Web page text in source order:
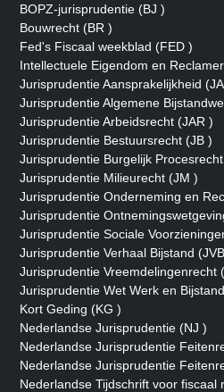
BOPZ-jurisprudentie (BJ )
Bouwrecht (BR )
Fed's Fiscaal weekblad (FED )
Intellectuele Eigendom en
Jurisprudentie Aansprakelijkheid
Jurisprudentie Algemene
Jurisprudentie Arbeidsrecht (JAR )
Jurisprudentie Bestuursrecht (JB )
Jurisprudentie Burgelijk
Jurisprudentie Milieurecht (JM )
Jurisprudentie Onderneming en
Jurisprudentie
Jurisprudentie Sociale
Jurisprudentie Verhaal Bijstand
Jurisprudentie Vreemdelingenrecht
Jurisprudentie Wet Werk en
Kort Geding (KG )
Nederlandse Jurisprudentie (NJ )
Nederlandse Jurisprudentie
Nederlandse Jurisprudentie
Nederlandse Tijdschrift voor fiscaal